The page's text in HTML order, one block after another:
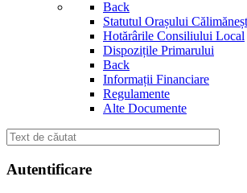
Back
Statutul Orașului
Hotărârile Consiliului Local
Dispozițile Primarului
Back
Informații Financiare
Regulamente
Alte Documente
Autentificare